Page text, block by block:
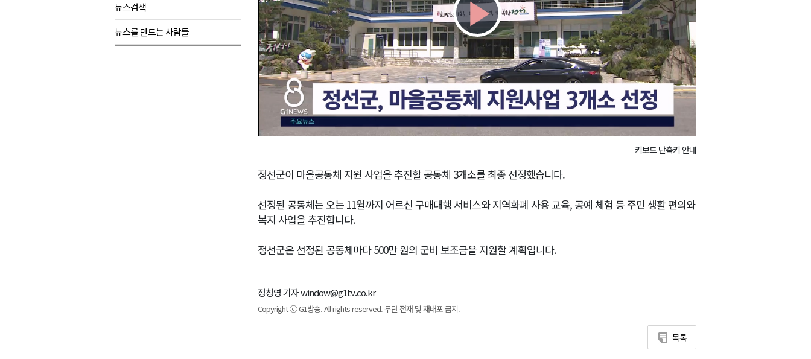
뉴스검색
뉴스를 만드는 사람들
Play
Video
키보드 단축키 안내
정선군이 마을공동체 지원 사업을 추진할 공동체 3개소를 최종 선정했습니다.
선정된 공동체는 오는 11월까지 어르신 구매대행 서비스와 지역화폐 사용 교육, 공예 체험 등 주민 생활 편의와
복지 사업을 추진합니다.
정선군은 선정된 공동체마다 500만 원의 군비 보조금을 지원할 계획입니다.
정창영 기자 window@g1tv.co.kr
Copyright ⓒ G1방송. All rights reserved. 무단 전재 및 재배포 금지.
목록